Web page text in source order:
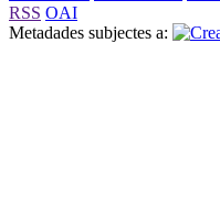
RSS OAI
Metadades subjectes a: